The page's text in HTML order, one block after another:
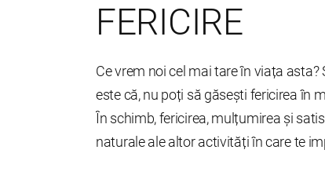
FERICIRE
Ce vrem noi cel mai tare în viața asta?
este că, nu poți să găsești fericirea în
În schimb, fericirea, mulțumirea și
naturale ale altor activități în care te